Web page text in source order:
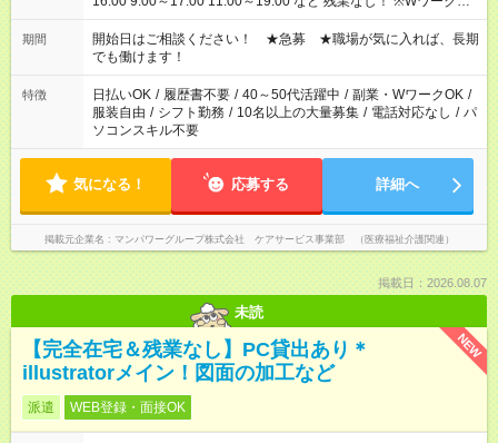
場合、他のお仕事と合わせ週40時間超の就業はご案内できませ
ん ※法令に基づき、週20時間以上勤務は社会保険への加入対象
となります ※労働者派遣法（日雇い派遣の原則禁止）により、
短時間・短期間の就業はご案内が難しい場合があります
期間
開始日はご相談ください！ ★急募 ★職場が気に入れば、長期
でも働けます！
特徴 日払いOK / 履歴書不要 / 40～50代活躍中 / 副業・WワークOK /
服装自由 / シフト勤務 / 10名以上の大量募集 / 電話対応なし / パ
ソコンスキル不要
気になる！ 応募する 詳細へ
掲載元企業名 マンパワーグループ株式会社 ケアサービス事業部 （医療福祉介護関連）
掲載日：2026.08.07
未読
NEW
【完全在宅＆残業なし】PC貸出あり＊
illustratorメイン！図面の加工など
派遣 WEB登録・面接OK